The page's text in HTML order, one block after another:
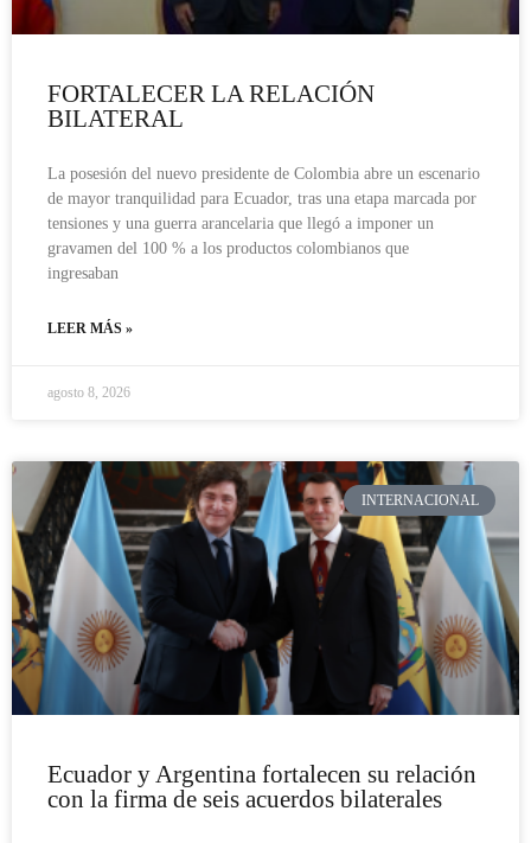
FORTALECER LA RELACIÓN
BILATERAL
La posesión del nuevo presidente de Colombia abre un escenario
de mayor tranquilidad para Ecuador, tras una etapa marcada por
tensiones y una guerra arancelaria que llegó a imponer un
gravamen del 100 % a los productos colombianos que
ingresaban
LEER MÁS »
agosto 8, 2026
INTERNACIONAL
Ecuador y Argentina fortalecen su relación
con la firma de seis acuerdos bilaterales